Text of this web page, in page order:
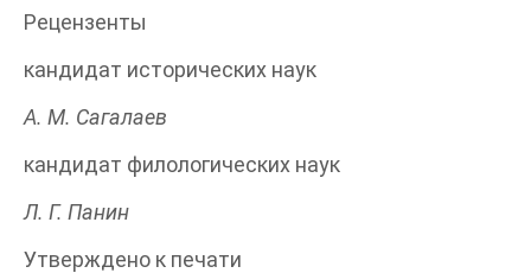
Рецензенты
кандидат исторических наук
А. М. Сагалаев
кандидат филологических наук
Л. Г. Панин
Утверждено к печати